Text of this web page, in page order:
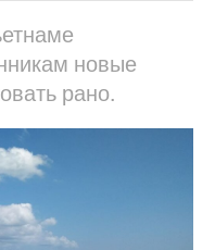
новые
рано.